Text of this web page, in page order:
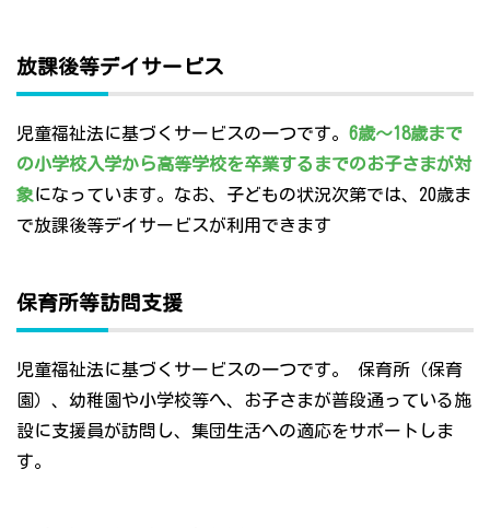
放課後等デイサービス
児童福祉法に基づくサービスの一つです。 6歳～18歳まで
の小学校入学から高等学校を卒業するまでのお子さまが対
象になっています。なお、子どもの状況次第では、20歳ま
で放課後等デイサービスが利用できます
保育所等訪問支援
児童福祉法に基づくサービスの一つです。 保育所（保育
園）、幼稚園や小学校等へ、お子さまが普段通っている施
設に支援員が訪問し、集団生活への適応をサポートしま
す。